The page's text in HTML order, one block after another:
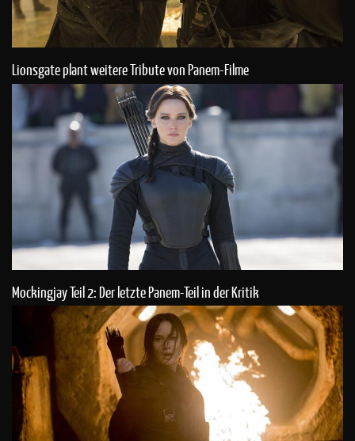
Lionsgate plant weitere Tribute von Panem-Filme
Mockingjay Teil 2: Der letzte Panem-Teil in der Kritik